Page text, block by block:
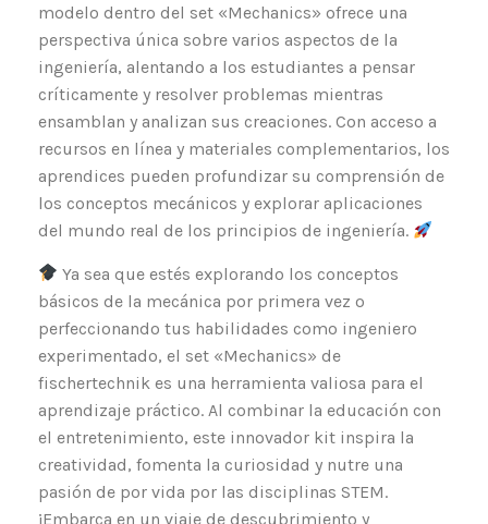
modelo dentro del set «Mechanics» ofrece una
perspectiva única sobre varios aspectos de la
ingeniería, alentando a los estudiantes a pensar
críticamente y resolver problemas mientras
ensamblan y analizan sus creaciones. Con acceso a
recursos en línea y materiales complementarios, los
aprendices pueden profundizar su comprensión de
los conceptos mecánicos y explorar aplicaciones
del mundo real de los principios de ingeniería.
Ya sea que estés explorando los conceptos
básicos de la mecánica por primera vez o
perfeccionando tus habilidades como ingeniero
experimentado, el set «Mechanics» de
fischertechnik es una herramienta valiosa para el
aprendizaje práctico. Al combinar la educación con
el entretenimiento, este innovador kit inspira la
creatividad, fomenta la curiosidad y nutre una
pasión de por vida por las disciplinas STEM.
¡Embarca en un viaje de descubrimiento y